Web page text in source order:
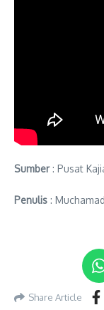
Sumber: Pusat
Penulis :
Share Article